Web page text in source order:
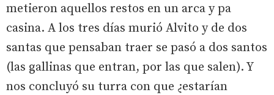
metieron aquellos restos en un arca y pa
casina. A los tres días murió Alvito y de dos
santas que pensaban traer se pasó a dos santos
(las gallinas que entran, por las que salen). Y
nos concluyó su turra con que ¿estarían